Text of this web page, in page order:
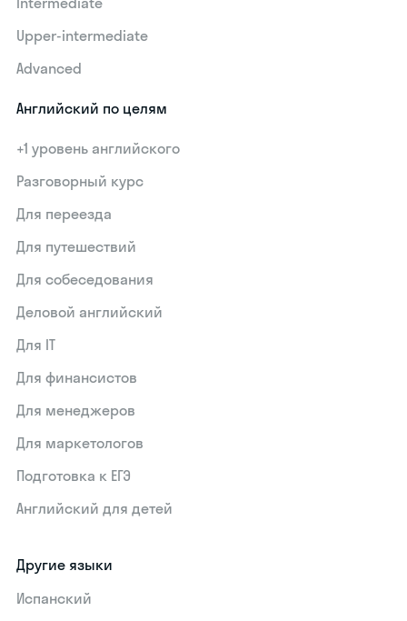
Upper-intermediate
Advanced
Английский по целям
+1 уровень английского
Разговорный курс
Для переезда
Для путешествий
Для собеседования
Деловой английский
Для IT
Для финансистов
Для менеджеров
Для маркетологов
Подготовка к ЕГЭ
Английский для детей
Другие языки
Испанский